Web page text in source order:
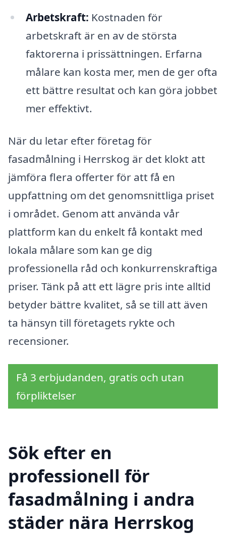
Arbetskraft: Kostnaden för
arbetskraft är en av de största
faktorerna i prissättningen. Erfarna
målare kan kosta mer, men de ger ofta
ett bättre resultat och kan göra jobbet
mer effektivt.
När du letar efter företag för
fasadmålning i Herrskog är det klokt att
jämföra flera offerter för att få en
uppfattning om det genomsnittliga priset
i området. Genom att använda vår
plattform kan du enkelt få kontakt med
lokala målare som kan ge dig
professionella råd och konkurrenskraftiga
priser. Tänk på att ett lägre pris inte alltid
betyder bättre kvalitet, så se till att även
ta hänsyn till företagets rykte och
recensioner.
Få 3 erbjudanden, gratis och utan
förpliktelser
Sök efter en
professionell för
fasadmålning i andra
städer nära Herrskog